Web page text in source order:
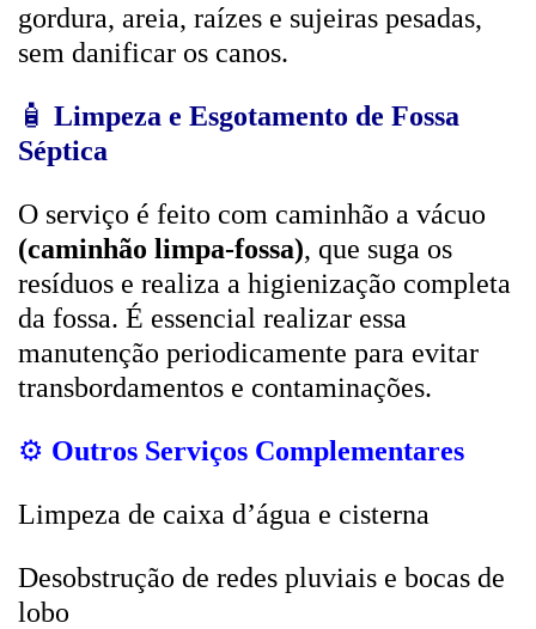
gordura, areia, raízes e sujeiras pesadas,
sem danificar os canos.
🧴 Limpeza e Esgotamento de Fossa
Séptica
O serviço é feito com caminhão a vácuo
(caminhão limpa-fossa), que suga os
resíduos e realiza a higienização completa
da fossa. É essencial realizar essa
manutenção periodicamente para evitar
transbordamentos e contaminações.
⚙️ Outros Serviços Complementares
Limpeza de caixa d’água e cisterna
Desobstrução de redes pluviais e bocas de
lobo